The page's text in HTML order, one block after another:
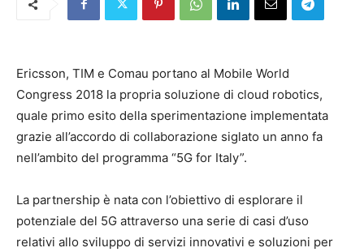
Ericsson, TIM e Comau portano al Mobile World
Congress 2018 la propria soluzione di cloud robotics,
quale primo esito della sperimentazione implementata
grazie all’accordo di collaborazione siglato un anno fa
nell’ambito del programma “5G for Italy”.
La partnership è nata con l’obiettivo di esplorare il
potenziale del 5G attraverso una serie di casi d’uso
relativi allo sviluppo di servizi innovativi e soluzioni per